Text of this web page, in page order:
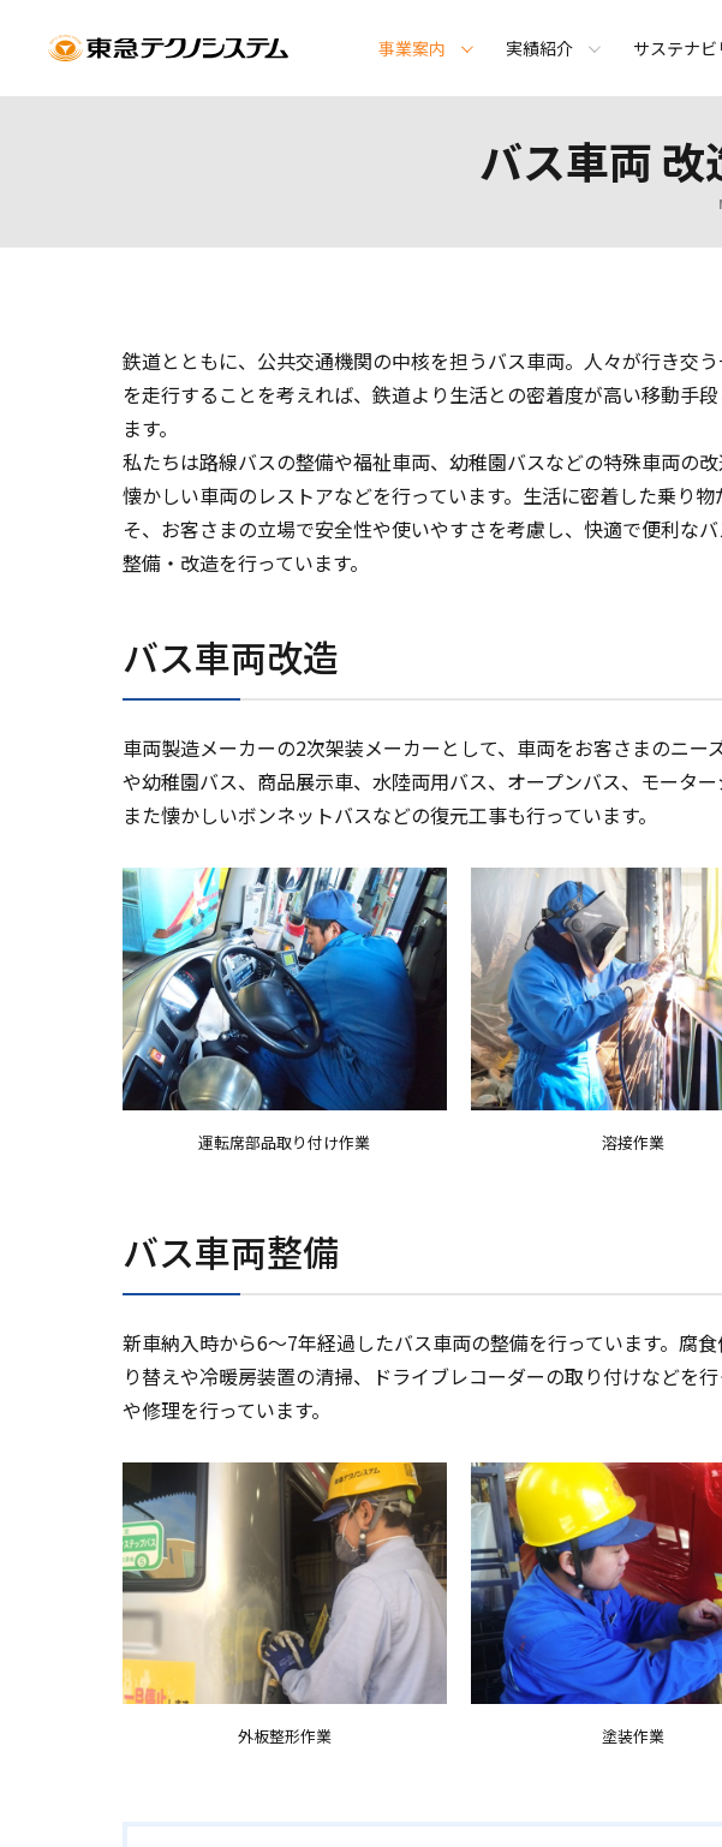
事業案内 実績紹介 サステナ
バス車両 改
鉄道とともに、公共交通機関の中核を担うバス車両。人々が行き交
を走行することを考えれば、鉄道より生活との密着度が高い移動手
ます。
私たちは路線バスの整備や福祉車両、幼稚園バスなどの特殊車両の
懐かしい車両のレストアなどを行っています。生活に密着した乗り物
そ、お客さまの立場で安全性や使いやすさを考慮し、快適で便利な
整備・改造を行っています。
バス車両改造
車両製造メーカーの2次架装メーカーとして、車両をお客さまのニ
や幼稚園バス、商品展示車、水陸両用バス、オープンバス、モータ
また懐かしいボンネットバスなどの復元工事も行っています。
運転席部品取り付け作業 溶接作業
バス車両整備
新車納入時から6～7年経過したバス車両の整備を行っています。腐
り替えや冷暖房装置の清掃、ドライブレコーダーの取り付けなどを
や修理を行っています。
外板整形作業 塗装作業